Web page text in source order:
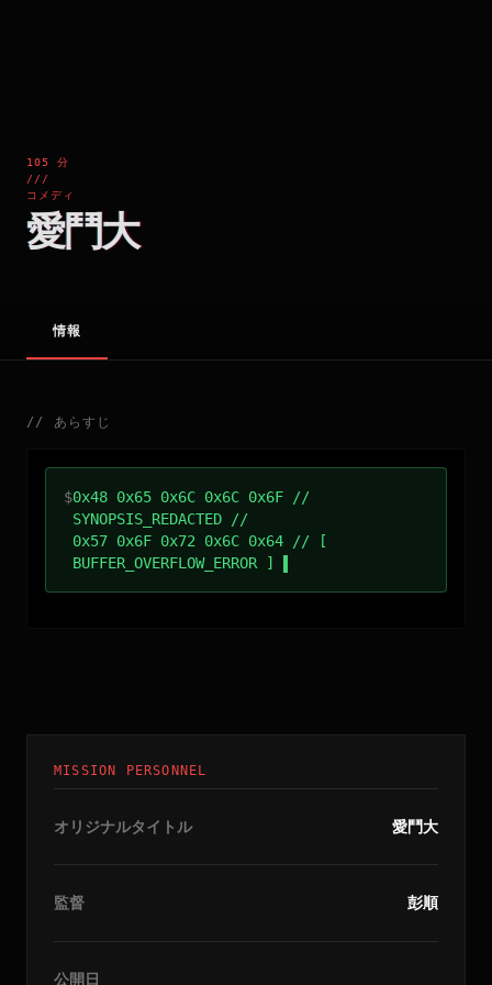
105 分
///
コメディ
愛鬥大
情報
// あらすじ
$0x48 0x65 0x6C 0x6C 0x6F //
SYNOPSIS_REDACTED //
0x57 0x6F 0x72 0x6C 0x64 // [
BUFFER_OVERFLOW_ERROR ]
MISSION PERSONNEL
オリジナルタイトル 愛鬥大
監督 彭順
公開日